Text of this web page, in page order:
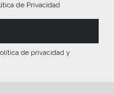
de Privacidad
de privacidad y